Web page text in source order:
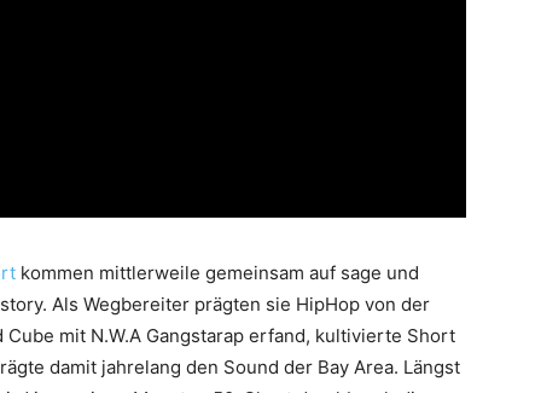
kommen mittlerweile gemeinsam auf sage und
Als Wegbereiter prägten sie HipHop von der
mit N.W.A Gangstarap erfand, kultivierte Short
damit jahrelang den Sound der Bay Area. Längst